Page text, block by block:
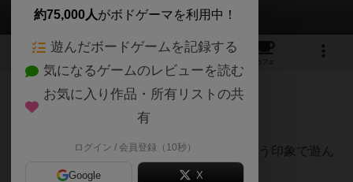
12 3 37
カフェ
1048名 3名 0 4年以上前
２～5人で遊べるようになったごいた、という印象で遊ん
だのですが、それ以上でした。
約75,000人がボドゲーマを利用中！
遊んだボードゲームを記録する
気になるゲームのレビューを読む
お気に入り作品・所有リストの共
有
ログイン / 会員登録（10秒）
Google X